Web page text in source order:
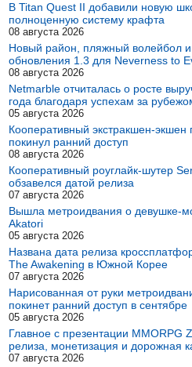
В Titan Quest II добавили новую
полноценную систему крафта
08 августа 2026
Новый район, пляжный волейбол
обновления 1.3 для Neverness to
08 августа 2026
Netmarble отчиталась о росте
года благодаря успехам за
05 августа 2026
Кооперативный экстракшен-экшен
покинул ранний доступ
08 августа 2026
Кооперативный роуглайк-шутер
обзавелся датой релиза
07 августа 2026
Вышла метроидвания о девушке-
Akatori
05 августа 2026
Названа дата релиза
The Awakening в Южной Корее
07 августа 2026
Нарисованная от руки
покинет ранний доступ в сентябре
05 августа 2026
Главное с презентации
релиза, монетизация и дорожная
07 августа 2026